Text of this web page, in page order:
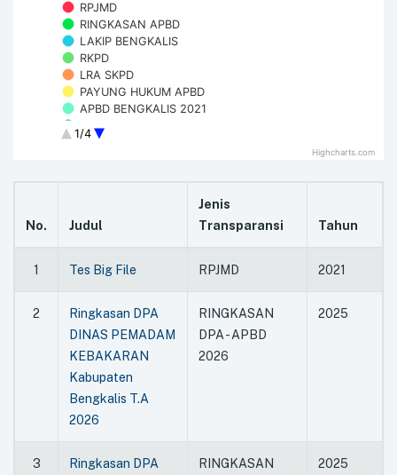
RPJMD
RINGKASAN APBD
LAKIP BENGKALIS
RKPD
LRA SKPD
PAYUNG HUKUM APBD
APBD BENGKALIS 2021
APBD BENGKALIS 2020
APBD BENGKALIS DPPA 2020
LHKPN
PEMERINTAHAN DAERAH (RLPPD) KABUPATEN
2026
2026
2026
2026
1/4
Highcharts.com
No. Judul
Jenis
Transparansi
Tahun
1 Tes Big File RPJMD 2021
2
Ringkasan DPA
DINAS PEMADAM
KEBAKARAN
Kabupaten
Bengkalis T.A
2026
RINGKASAN
DPA - APBD
2026
2025
3
Ringkasan DPA
RINGKASAN
2025